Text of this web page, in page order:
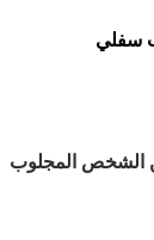
سفلي
الشخص المجلوب